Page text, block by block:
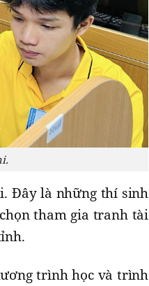
Đây là những thí sinh
tham gia tranh tài
trình học và trình